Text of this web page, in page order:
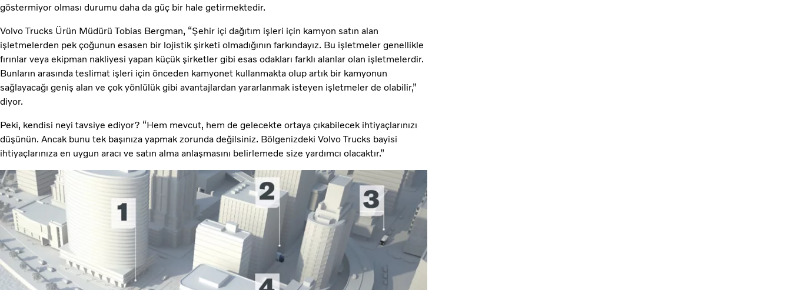
göstermiyor olması durumu daha da güç bir hale getirmektedir.
Volvo Trucks Ürün Müdürü Tobias Bergman, “Şehir içi dağıtım işleri için kamyon satın alan
işletmelerden pek çoğunun esasen bir lojistik şirketi olmadığının farkındayız. Bu işletmeler genellikle
fırınlar veya ekipman nakliyesi yapan küçük şirketler gibi esas odakları farklı alanlar olan işletmelerdir.
Bunların arasında teslimat işleri için önceden kamyonet kullanmakta olup artık bir kamyonun
sağlayacağı geniş alan ve çok yönlülük gibi avantajlardan yararlanmak isteyen işletmeler de olabilir,”
diyor.
Peki, kendisi neyi tavsiye ediyor? “Hem mevcut, hem de gelecekte ortaya çıkabilecek ihtiyaçlarınızı
düşünün. Ancak bunu tek başınıza yapmak zorunda değilsiniz. Bölgenizdeki Volvo Trucks bayisi
ihtiyaçlarınıza en uygun aracı ve satın alma anlaşmasını belirlemede size yardımcı olacaktır.”